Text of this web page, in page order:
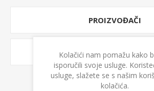
PROIZVOĐAČI
OZNAKE PROIZVODA
Kolačići nam pomažu kako
isporučili svoje usluge.
usluge, slažete se s našim
kolačića.